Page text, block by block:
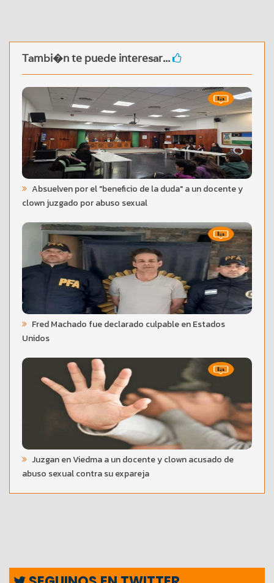
Tambi�n te puede interesar...
Absuelven por el "beneficio de la duda" a un docente y
clown juzgado por abuso sexual
Fred Machado fue declarado culpable en Estados
Unidos
Juzgan en Viedma a un docente y clown acusado de
abuso sexual contra su expareja